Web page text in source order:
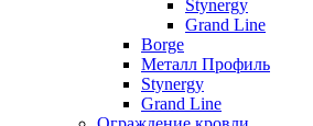
Stynergy
Grand Line
Borge
Металл Профиль
Stynergy
Grand Line